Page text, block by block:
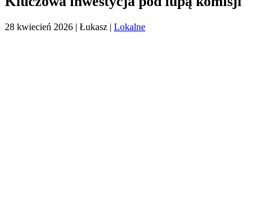
28 kwiecień 2026 | Łukasz | Lokalne